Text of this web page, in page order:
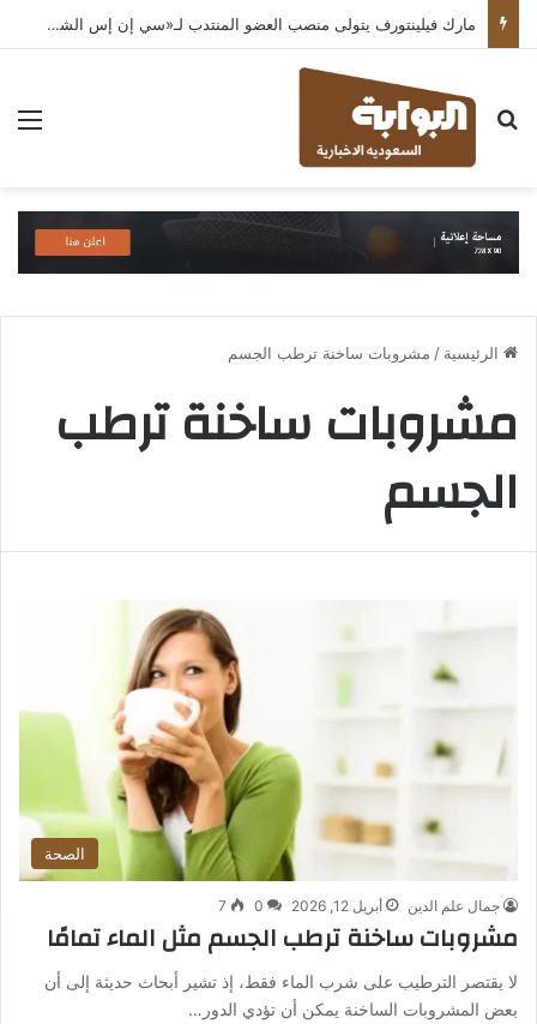
مارك فيلينتورف يتولى منصب العضو المنتدب لـ«سي إن إس الشرق الأوسط» ويشرف على شركات قطاع التكنولوجيا ضمن مجموعة غباش
بحث عن
الرئيسية / مشروبات ساخنة ترطب الجسم
مشروبات ساخنة ترطب
الجسم
الصحة
جمال علم الدين أبريل 12, 2026 0
7
مشروبات ساخنة ترطب الجسم مثل الماء تمامًا
لا يقتصر الترطيب على شرب الماء فقط، إذ تشير أبحاث حديثة إلى أن
بعض المشروبات الساخنة يمكن أن تؤدي الدور…